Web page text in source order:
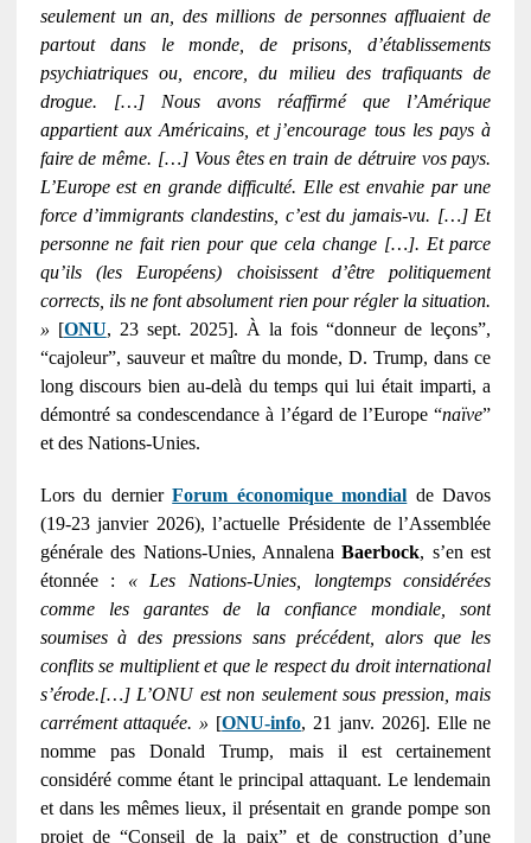
seulement un an, des millions de personnes affluaient de
partout dans le monde, de prisons, d’établissements
psychiatriques ou, encore, du milieu des trafiquants de
drogue. […] Nous avons réaffirmé que l’Amérique
appartient aux Américains, et j’encourage tous les pays à
faire de même. […] Vous êtes en train de détruire vos pays.
L’Europe est en grande difficulté. Elle est envahie par une
force d’immigrants clandestins, c’est du jamais-vu. […] Et
personne ne fait rien pour que cela change […]. Et parce
qu’ils (les Européens) choisissent d’être politiquement
corrects, ils ne font absolument rien pour régler la situation.
» [ONU, 23 sept. 2025]. À la fois “donneur de leçons”,
“cajoleur”, sauveur et maître du monde, D. Trump, dans ce
long discours bien au-delà du temps qui lui était imparti, a
démontré sa condescendance à l’égard de l’Europe “naïve”
et des Nations-Unies.
Lors du dernierForum économique mondial de Davos
(19-23 janvier 2026), l’actuelle Présidente de l’Assemblée
générale des Nations-Unies, AnnalenaBaerbock, s’en est
étonnée : « Les Nations-Unies, longtemps considérées
comme les garantes de la confiance mondiale, sont
soumises à des pressions sans précédent, alors que les
conflits se multiplient et que le respect du droit international
s’érode.[…] L’ONU est non seulement sous pression, mais
carrément attaquée. » [ONU-info, 21 janv. 2026]. Elle ne
nomme pas Donald Trump, mais il est certainement
considéré comme étant le principal attaquant. Le lendemain
et dans les mêmes lieux, il présentait en grande pompe son
projet de “Conseil de la paix” et de construction d’une